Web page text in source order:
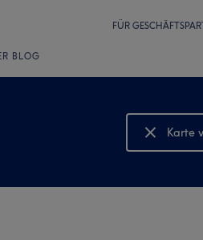
FÜR
BLOG
Karte
Karte